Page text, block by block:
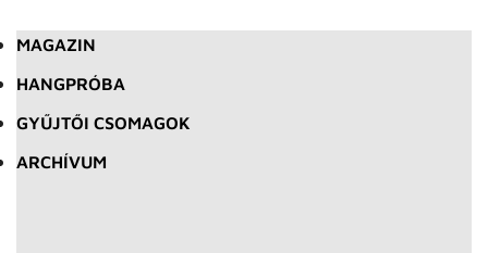
MAGAZIN
HANGPRÓBA
GYŰJTŐI CSOMAGOK
ARCHÍVUM